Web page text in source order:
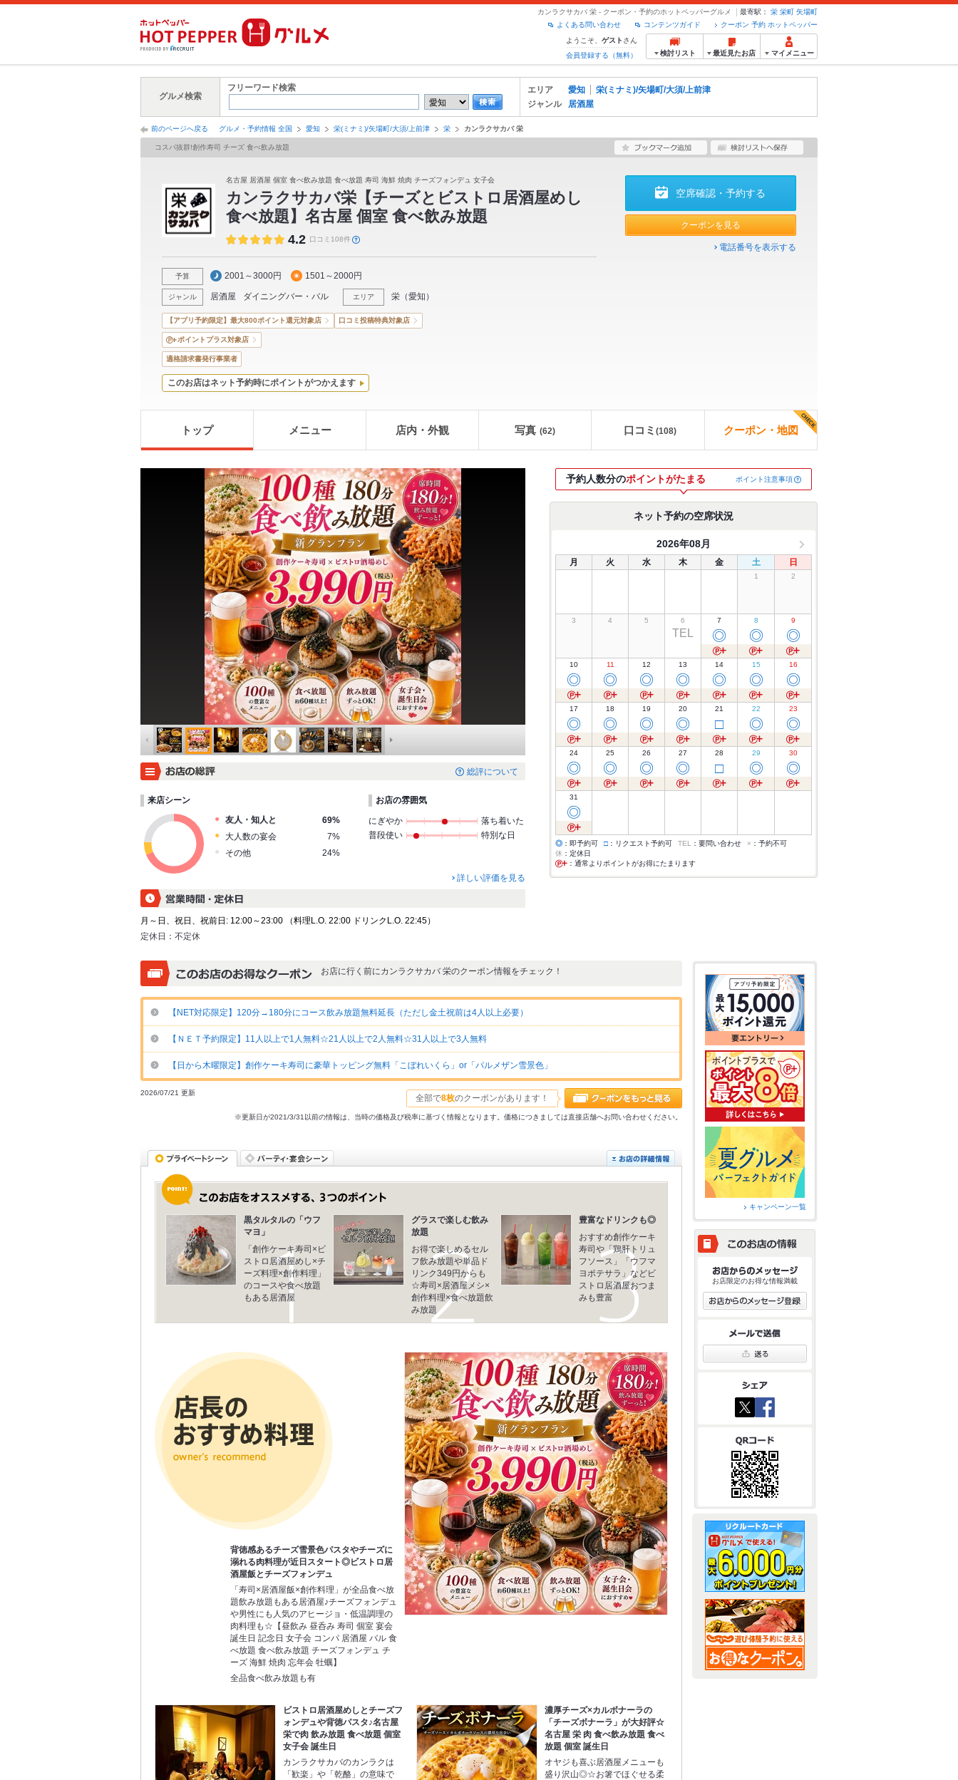
カンラクサカバ 栄 - クーポン・予約のホットペッパーグルメ 最寄駅： 栄 栄町 矢場町
クーポン 予約 ホットペッパー
コンテンツガイド
よくある問い合わせ
ようこそ、 ゲスト さん
会員登録する（無料）
検討リスト 最近見たお店 マイメニュー
グルメ検索
フリーワード検索 エリア 愛知
栄(ミナミ)/矢場町/大須/上前津
ジャンル
居酒屋
前のページへ戻る グルメ・予約情報 全国 愛知 栄(ミナミ)/矢場町/大須/上前津 栄 カンラクサカバ 栄
コスパ抜群!創作寿司 チーズ 食べ飲み放題
名古屋 居酒屋 個室 食べ飲み放題 食べ放題 寿司 海鮮 焼肉 チーズフォンデュ 女子会
カンラクサカバ栄【チーズとビストロ居酒屋めし
食べ放題】名古屋 個室 食べ飲み放題
4.2 口コミ108件
予算 2001～3000円 1501～2000円
ジャンル 居酒屋 ダイニングバー・バル エリア 栄 （愛知 ）
空席確認・予約する
クーポンを見る
電話番号を表示する
【アプリ予約限定】最大800ポイント還元対象店 口コミ投稿特典対象店
ポイントプラス対象店
適格請求書発行事業者
このお店はネット予約時にポイントがつかえます
トップ メニュー 店内・外観 写真 (62) 口コミ (108) クーポン・地図
総評について
来店シーン
友人・知人と
69%
大人数の宴会
7%
その他
24%
お店の雰囲気
にぎやか
落ち着いた
普段使い
特別な日
詳しい評価を見る
月～日、祝日、祝前日: 12:00～23:00 （料理L.O. 22:00 ドリンクL.O. 22:45）
定休日： 不定休
予約人数分のポイントがたまる ポイント注意事項
ネット予約の空席状況
2026年08月
月 火 水 木 金 土 日
1 2
3 4 5 6
TEL
7
◎
8
◎
9
◎
10
◎
11
◎
12
◎
13
◎
14
◎
15
◎
16
◎
17
◎
18
◎
19
◎
20
◎
21
□
22
◎
23
◎
24
◎
25
◎
26
◎
27
◎
28
□
29
◎
30
◎
31
◎
◎ ：即予約可 □ ：リクエスト予約可 TEL ：要問い合わせ × ：予約不可
休 ：定休日
：通常よりポイントがお得にたまります
お店に行く前にカンラクサカバ 栄のクーポン情報をチェック！
【NET対応限定】120分→180分にコース飲み放題無料延長（ただし金土祝前は4人以上必要）
【ＮＥＴ予約限定】11人以上で1人無料☆21人以上で2人無料☆31人以上で3人無料
【日から木曜限定】創作ケーキ寿司に豪華トッピング無料「こぼれいくら」or「パルメザン雪景色」
全部で8枚のクーポンがあります！
2026/07/21 更新
※更新日が2021/3/31以前の情報は、当時の価格及び税率に基づく情報となります。価格につきましては直接店舗へお問い合わせください。
黒タルタルの「ウフ
マヨ」
「創作ケーキ寿司×ビ
ストロ居酒屋めし×チ
ーズ料理×創作料理」
のコースや食べ放題
もある居酒屋
グラスで楽しむ飲み
放題
お得で楽しめるセル
フ飲み放題や単品ド
リンク349円からも
☆寿司×居酒屋メシ×
創作料理×食べ放題飲
み放題
豊富なドリンクも◎
おすすめ創作ケーキ
寿司や「鶏肝トリュ
フソース」「ウフマ
ヨポテサラ」などビ
ストロ居酒屋おつま
みも豊富
背徳感あるチーズ雪景色パスタやチーズに
溺れる肉料理が近日スタート◎ビストロ居
酒屋飯とチーズフォンデュ
「寿司×居酒屋飯×創作料理」が全品食べ放
題飲み放題もある居酒屋♪チーズフォンデュ
や男性にも人気のアヒージョ・低温調理の
肉料理も☆【昼飲み 昼呑み 寿司 個室 宴会
誕生日 記念日 女子会 コンパ 居酒屋 バル 食
べ放題 食べ飲み放題 チーズフォンデュ チ
ーズ 海鮮 焼肉 忘年会 牡蠣】
全品食べ飲み放題も有
ビストロ居酒屋めしとチーズフ
ォンデュや背徳パスタ♪名古屋
栄で肉 飲み放題 食べ放題 個室
女子会 誕生日
カンラクサカバのカンラクは
「歓楽」や「乾酪」の意味で
濃厚チーズ×カルボナーラの
「チーズボナーラ」が大好評☆
名古屋 栄 肉 食べ飲み放題 食べ
放題 個室 誕生日
オヤジも喜ぶ居酒屋メニューも
盛り沢山◎☆お箸でほぐせる柔
キャンペーン一覧
お店限定のお得な情報満載